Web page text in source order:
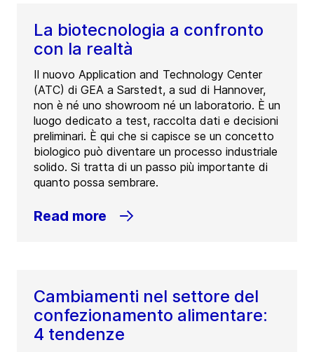
La biotecnologia a confronto
con la realtà
Il nuovo Application and Technology Center
(ATC) di GEA a Sarstedt, a sud di Hannover,
non è né uno showroom né un laboratorio. È un
luogo dedicato a test, raccolta dati e decisioni
preliminari. È qui che si capisce se un concetto
biologico può diventare un processo industriale
solido. Si tratta di un passo più importante di
quanto possa sembrare.
Read more
Cambiamenti nel settore del
confezionamento alimentare:
4 tendenze